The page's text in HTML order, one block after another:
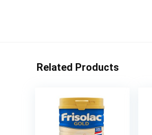
Related Products